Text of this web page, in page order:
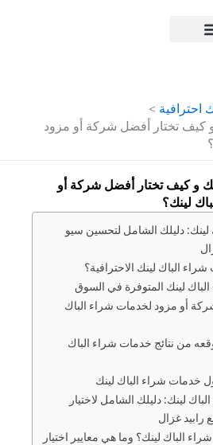
كيف تختار أفضل شركة أو مزود
و كيف تختار أفضل شركة أو
لينك؟
دليلك الشامل لتحسين سيو
الباك لينك الاحترافية؟
لينك المتوفرة في السوق
أو مزود لخدمات شراء الباك
من نتائج خدمات شراء الباك
خدمات شراء الباك لينك
لينك: دليلك الشامل لاختيار
غزال
الباك لينك؟ وما هي معايير اختيار